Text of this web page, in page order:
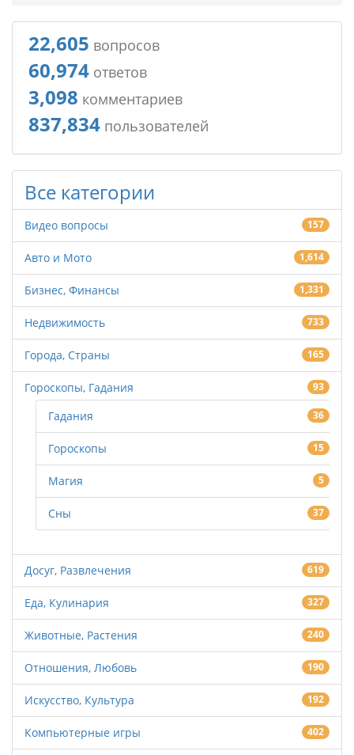
22,605 вопросов
60,974 ответов
3,098 комментариев
837,834 пользователей
Все категории
Видео вопросы 157
Авто и Мото 1,614
Бизнес, Финансы 1,331
Недвижимость 733
Города, Страны 165
Гороскопы, Гадания 93
Гадания 36
Гороскопы 15
Магия 5
Сны 37
Досуг, Развлечения 619
Еда, Кулинария 327
Животные, Растения 240
Отношения, Любовь 190
Искусство, Культура 192
Компьютерные игры 402